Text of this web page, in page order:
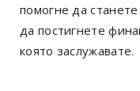
помогне да
да постигнете
която заслужавате.